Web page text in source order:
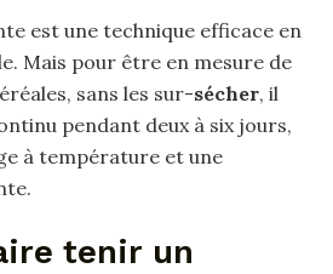
est une technique efficace en
Mais pour être en mesure de
sans les sur-sécher, il
pendant deux à six jours,
à température et une
tenir un